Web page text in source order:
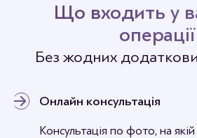
Що входить у
операції
Без жодних
Онлайн консультація
Консультація по фото, на